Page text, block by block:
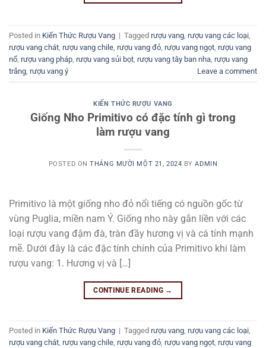
Posted in Kiến Thức Rượu Vang | Tagged rượu vang rượu vang các loại
rượu vang chát rượu vang chile rượu vang đỏ rượu vang ngọt rượu vang
nổ rượu vang pháp rượu vang sủi bọt rượu vang tây ban nha rượu vang
trắng rượu vang ý Leave a comment
KIẾN THỨC RƯỢU VANG
Giống Nho Primitivo có đặc tính gì trong
làm rượu vang
POSTED ONTHÁNG MƯỜI MỘT 21, 2024 BYADMIN
Primitivo là một giống nho đỏ nổi tiếng có nguồn gốc từ
vùng Puglia, miền nam Ý. Giống nho này gắn liền với các
loại rượu vang đậm đà, tràn đầy hương vị và cá tính mạnh
mẽ. Dưới đây là các đặc tính chính của Primitivo khi làm
rượu vang: 1. Hương vị và […]
CONTINUE READING →
Posted in Kiến Thức Rượu Vang | Tagged rượu vang, rượu vang các loại,
rượu vang chát, rượu vang chile, rượu vang đỏ, rượu vang ngọt, rượu vang